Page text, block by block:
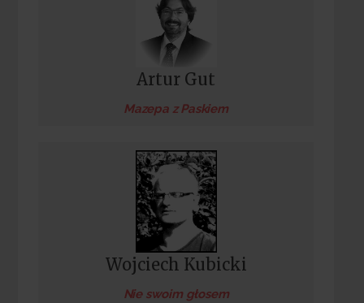
Artur Gut
Mazepa z Paskiem
Wojciech Kubicki
Nie swoim głosem